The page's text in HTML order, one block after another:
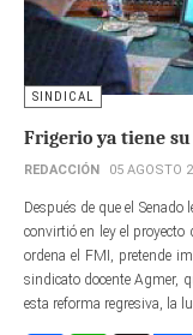
SINDICAL
Frigerio ya tiene
REDACCIÓN 05 AGOSTO
Después de que el
convirtió en ley el
ordena el FMI, pretende
sindicato docente Agmer,
esta reforma regresiva, la